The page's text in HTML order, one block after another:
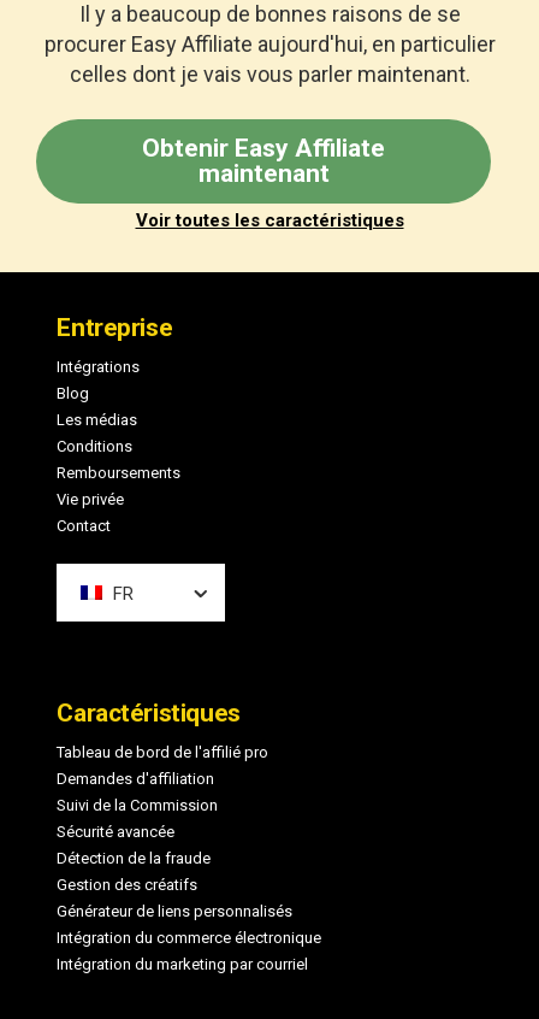
Il y a beaucoup de bonnes raisons de se
procurer Easy Affiliate aujourd'hui, en particulier
celles dont je vais vous parler maintenant.
Obtenir Easy Affiliate
maintenant
Voir toutes les caractéristiques
page
Entreprise
Intégrations
Blog
Les médias
Conditions
Remboursements
Vie privée
Contact
FR
Caractéristiques
Tableau de bord de l'affilié pro
Demandes d'affiliation
Suivi de la Commission
Sécurité avancée
Détection de la fraude
Gestion des créatifs
Générateur de liens personnalisés
Intégration du commerce électronique
Intégration du marketing par courriel